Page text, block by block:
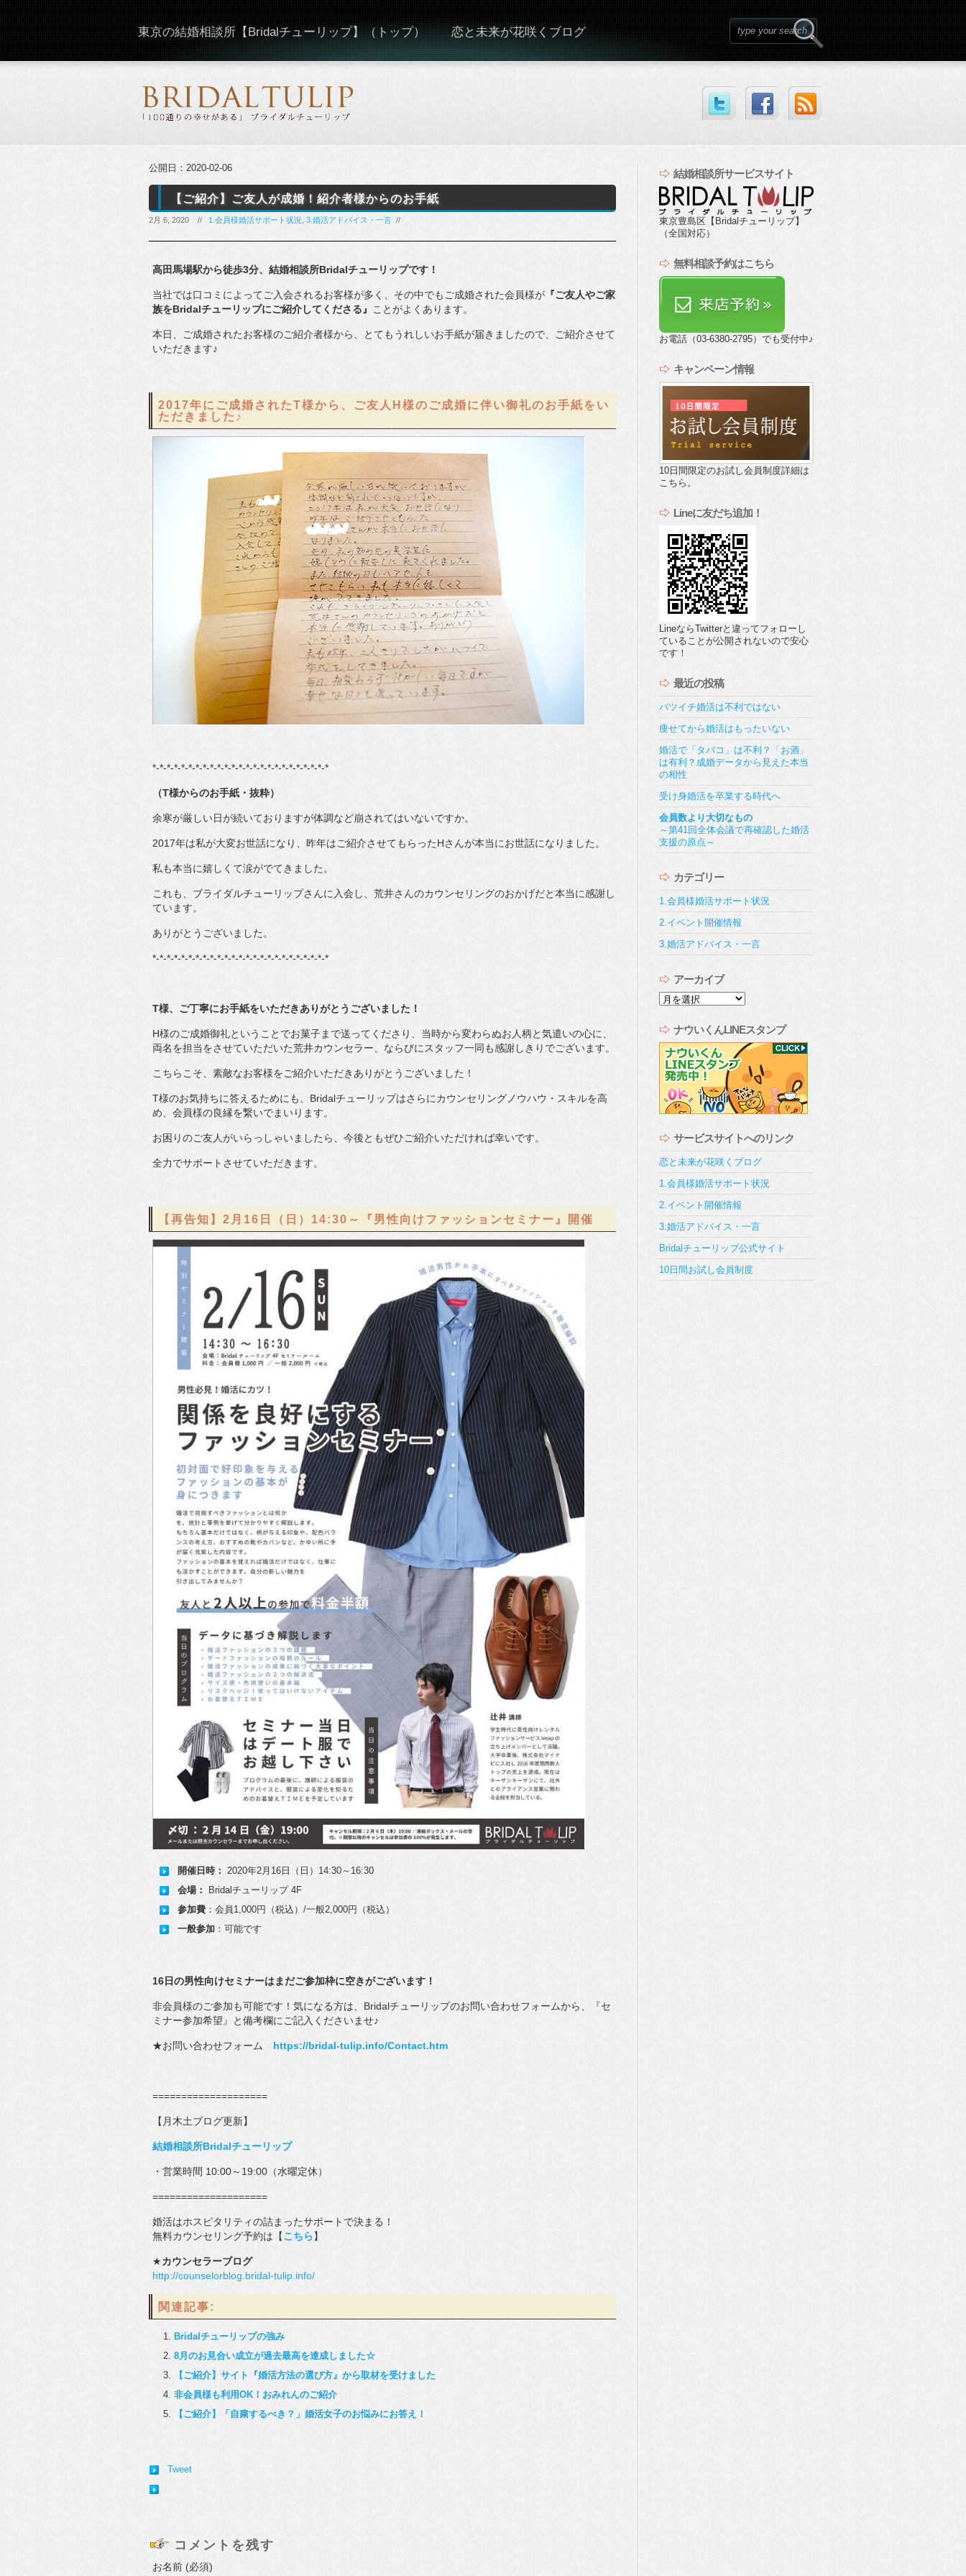
東京の結婚相談所【Bridalチューリップ】（トップ） 恋と未来が花咲くブログ
公開日： 2020-02-06
【ご紹介】ご友人が成婚！紹介者様からのお手紙
2月 6, 2020 // 1.会員様婚活サポート状況 3.婚活アドバイス・一言 //
高田馬場駅から徒歩3分、結婚相談所Bridalチューリップです！
当社では口コミによってご入会されるお客様が多く、その中でもご成婚された会員様が 『ご友人やご家
族をBridalチューリップにご紹介してくださる』 ことがよくあります。
本日、ご成婚されたお客様のご紹介者様から、とてもうれしいお手紙が届きましたので、ご紹介させて
いただきます♪
2017年にご成婚されたT様から、ご友人H様のご成婚に伴い御礼のお手紙をい
ただきました♪
*-*-*-*-*-*-*-*-*-*-*-*-*-*-*-*-*-*-*-*-*-*-*-*-*
（T様からのお手紙・抜粋）
余寒が厳しい日が続いておりますが体調など崩されてはいないですか。
2017年は私が大変お世話になり、昨年はご紹介させてもらったHさんが本当にお世話になりました。
私も本当に嬉しくて涙がでてきました。
これも、ブライダルチューリップさんに入会し、荒井さんのカウンセリングのおかげだと本当に感謝し
ています。
ありがとうございました。
*-*-*-*-*-*-*-*-*-*-*-*-*-*-*-*-*-*-*-*-*-*-*-*-*
T様、ご丁寧にお手紙をいただきありがとうございました！
H様のご成婚御礼ということでお菓子まで送ってくださり、当時から変わらぬお人柄と気遣いの心に、
両名を担当をさせていただいた荒井カウンセラー、ならびにスタッフ一同も感謝しきりでございます。
こちらこそ、素敵なお客様をご紹介いただきありがとうございました！
T様のお気持ちに答えるためにも、Bridalチューリップはさらにカウンセリングノウハウ・スキルを高
め、会員様の良縁を繋いでまいります。
お困りのご友人がいらっしゃいましたら、今後ともぜひご紹介いただければ幸いです。
全力でサポートさせていただきます。
【再告知】2月16日（日）14:30～『男性向けファッションセミナー』開催
開催日時： 2020年2月16日（日）14:30～16:30
会場：
Bridalチューリップ 4F
参加費 ：会員1,000円（税込）/一般2,000円（税込）
一般参加 ：可能です
16日の男性向けセミナーはまだご参加枠に空きがございます！
非会員様のご参加も可能です！気になる方は、Bridalチューリップのお問い合わせフォームから、『セ
ミナー参加希望』と備考欄にご記入くださいませ♪
★お問い合わせフォーム https://bridal-tulip.info/Contact.htm
====================
【月木土ブログ更新】
結婚相談所Bridalチューリップ
・営業時間 10:00～19:00（水曜定休）
====================
婚活はホスピタリティの詰まったサポートで決まる！
無料カウンセリング予約は【 こちら 】
★カウンセラーブログ
http://counselorblog.bridal-tulip.info/
関連記事:
Bridalチューリップの強み
8月のお見合い成立が過去最高を達成しました☆
【ご紹介】サイト『婚活方法の選び方』から取材を受けました
非会員様も利用OK！おみれんのご紹介
【ご紹介】「自粛するべき？」婚活女子のお悩みにお答え！
Tweet
コメントを残す
お名前 (必須)
結婚相談所サービスサイト
東京豊島区【Bridalチューリップ】
（全国対応）
無料相談予約はこちら
お電話（03-6380-2795）でも受付中♪
キャンペーン情報
10日間限定のお試し会員制度詳細は
こちら。
Lineに友だち追加！
LineならTwitterと違ってフォローし
ていることが公開されないので安心
です！
最近の投稿
バツイチ婚活は不利ではない
痩せてから婚活はもったいない
婚活で「タバコ」は不利？「お酒」
は有利？成婚データから見えた本当
の相性
受け身婚活を卒業する時代へ
会員数より大切なもの
～第41回全体会議で再確認した婚活
支援の原点～
カテゴリー
1.会員様婚活サポート状況
2.イベント開催情報
3.婚活アドバイス・一言
アーカイブ
ア
イ
ブ
ナウいくんLINEスタンプ
サービスサイトへのリンク
恋と未来が花咲くブログ
1.会員様婚活サポート状況
2.イベント開催情報
3.婚活アドバイス・一言
Bridalチューリップ公式サイト
10日間お試し会員制度